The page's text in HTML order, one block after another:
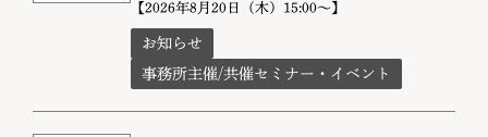
【2026年8月20日（木）15:00～】
お知らせ
事務所主催/共催セミナー・イベント